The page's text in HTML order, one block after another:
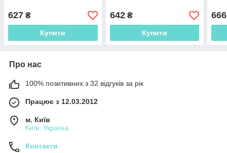
627 ₴
Купити
642₴
Купити
666
Про нас
100% позитивних з 32 відгуків за рік
Працює з 12.03.2012
м. Київ
Київ, Україна
Контакти